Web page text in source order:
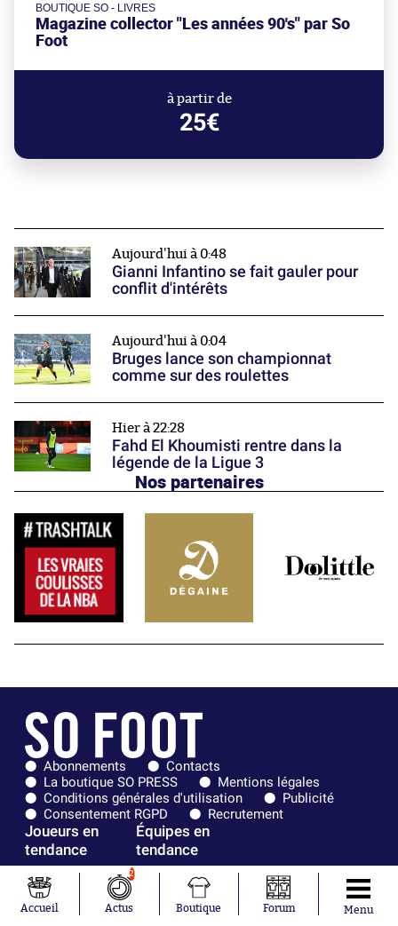
BOUTIQUE SO - LIVRES
Magazine collector "Les années 90's" par So
Foot
à partir de
25€
Aujourd'hui à 0:48
Gianni Infantino se fait gauler pour
conflit d'intérêts
Aujourd'hui à 0:04
Bruges lance son championnat
comme sur des roulettes
Hier à 22:28
Fahd El Khoumisti rentre dans la
légende de la Ligue 3
Nos partenaires
Abonnements
Contacts
La boutique SO PRESS
Mentions légales
Conditions générales d'utilisation
Publicité
Consentement RGPD
Recrutement
Joueurs en
tendance
Mohamed
Salah
Mykhailo
Équipes en
tendance
Paris Saint-
Germain
Accueil
2
Actus Boutique Forum Menu